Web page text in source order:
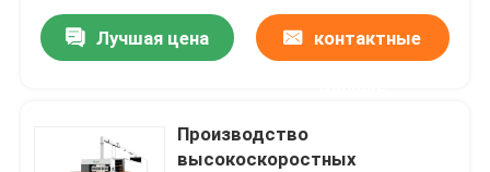
Наша фабрика
контактные данные
Лучшая цена контактные
Производство
высокоскоростных